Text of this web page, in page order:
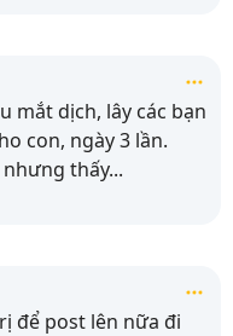
mắt dịch, lây các bạn
con, ngày 3 lần.
thấy...
để post lên nữa đi